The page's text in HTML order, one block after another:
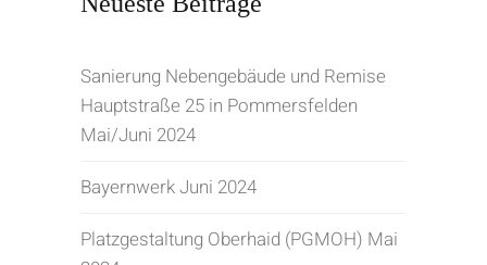
Sanierung Nebengebäude und Remise
Hauptstraße 25 in Pommersfelden
Mai/Juni 2024
Bayernwerk Juni 2024
Platzgestaltung Oberhaid (PGMOH) Mai